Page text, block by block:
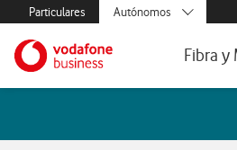
Menús secundarios. Enlace a
Particulares
Menus de
Autónomos
y AA.PP.
Ir a la pagina principal de vodafone.es
Fibra y